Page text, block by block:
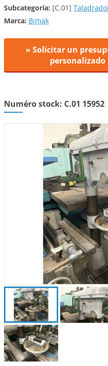
Subcategoría: [C.01]
Marca: Bimak
» Solicitar un
personalizado
Numéro stock: C.01 15952